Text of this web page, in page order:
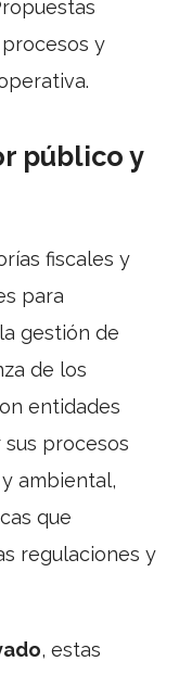
y
público y
fiscales y
para
gestión de
de los
entidades
procesos
ambiental,
que
regulaciones y
, estas